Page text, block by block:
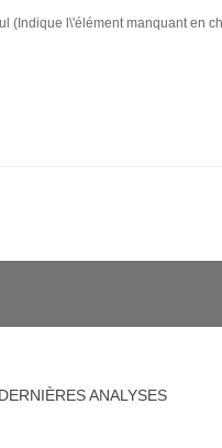
(Indique l\'élément manquant en
DERNIÈRES ANALYSES